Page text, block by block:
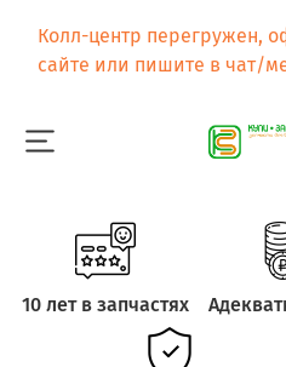
Колл-центр перегружен,
сайте или пишите в чат/
10 лет в запчастях